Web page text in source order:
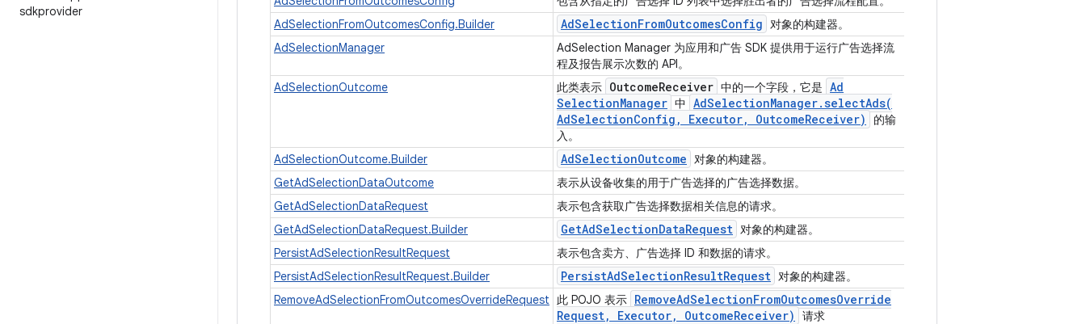
sdkprovider
AdSelectionFromOutcomesConfig.Builder
AdSelectionFromOutcomesConfig 对象的构建器。
AdSelectionManager
AdSelection Manager 为应用和广告 SDK 提供用于运行广告选择流
程及报告展示次数的 API。
AdSelectionOutcome
此类表示 OutcomeReceiver 中的一个字段，它是 Ad
SelectionManager 中 AdSelectionManager.selectAds(
AdSelectionConfig , Executor, OutcomeReceiver)
的输
入。
AdSelectionOutcome.Builder
AdSelectionOutcome 对象的构建器。
GetAdSelectionDataOutcome
表示从设备收集的用于广告选择的广告选择数据。
GetAdSelectionDataRequest
表示包含获取广告选择数据相关信息的请求。
GetAdSelectionDataRequest.Builder
GetAdSelectionDataRequest 对象的构建器。
PersistAdSelectionResultRequest
表示包含卖方、广告选择 ID 和数据的请求。
PersistAdSelectionResultRequest.Builder
PersistAdSelectionResultRequest 对象的构建器。
RemoveAdSelectionFromOutcomesOverrideRequest
此 POJO 表示 RemoveAdSelectionFromOutcomesOverride
Request, Executor, OutcomeReceiver)
请求